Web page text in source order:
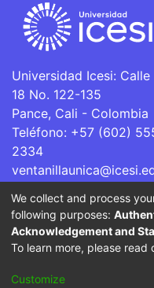
Universidad Icesi: Calle
18 No. 122-135
Pance, Cali - Colombia
Teléfono: +57 (602)
2334
La Universidad Icesi
Superior que se
por parte del
Cookie
We collect and process
following purposes:
Acknowledgement and
To learn more, please read
Customize